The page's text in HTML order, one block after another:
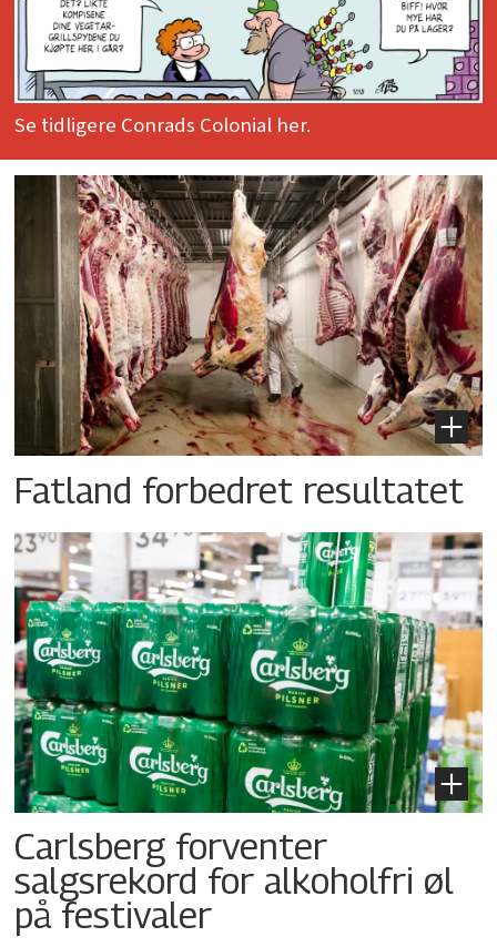
Se tidligere Conrads Colonial her.
Fatland forbedret resultatet
Carlsberg forventer
salgsrekord for alkoholfri øl
på festivaler